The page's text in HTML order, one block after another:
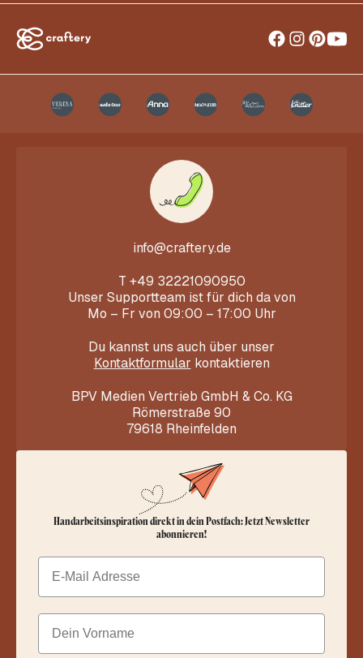
info@craftery.de
T +49 32221090950
Unser Supportteam ist für dich da von
Mo – Fr von 09:00 – 17:00 Uhr
Du kannst uns auch über unser
Kontaktformular kontaktieren
BPV Medien Vertrieb GmbH & Co. KG
Römerstraße 90
79618 Rheinfelden
Handarbeitsinspiration direkt in dein Postfach: Jetzt Newsletter
abonnieren!
Email
Dein Vorname